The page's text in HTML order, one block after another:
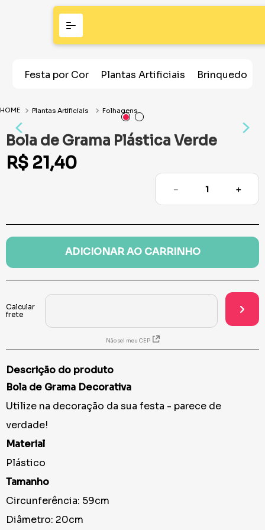
Festa por Cor Plantas Artificiais Brinquedos
Plantas Artificiais Folhagens
Bola de Grama Plástica Verde
R$ 21,40
＋
－
ADICIONAR AO CARRINHO
Não sei meu CEP
Descrição do produto
Bola de Grama Decorativa
Utilize na decoração da sua festa - parece de
verdade!
Material
Plástico
Tamanho
Circunferência: 59cm
Diâmetro: 20cm